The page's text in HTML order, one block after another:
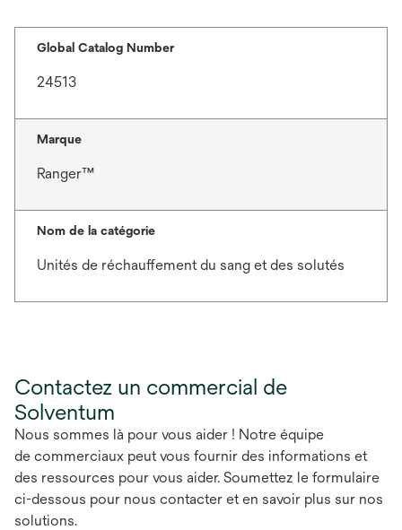
Global Catalog Number
24513
Marque
Ranger™
Nom de la catégorie
Unités de réchauffement du sang et des solutés
Contactez un commercial de
Solventum
Nous sommes là pour vous aider ! Notre équipe
de commerciaux peut vous fournir des informations et
des ressources pour vous aider. Soumettez le formulaire
ci-dessous pour nous contacter et en savoir plus sur nos
solutions.